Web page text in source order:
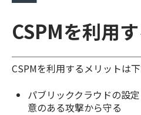
CSPMを利用
CSPMを利用するメリットは
パブリッククラウドの設
意のある攻撃から守る